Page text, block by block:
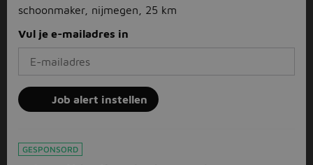
schoonmaker, nijmegen, 25 km
Vul je e-mailadres in
Job alert instellen
GESPONSORD